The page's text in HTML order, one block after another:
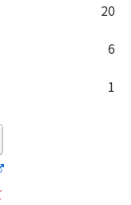
20
6
1